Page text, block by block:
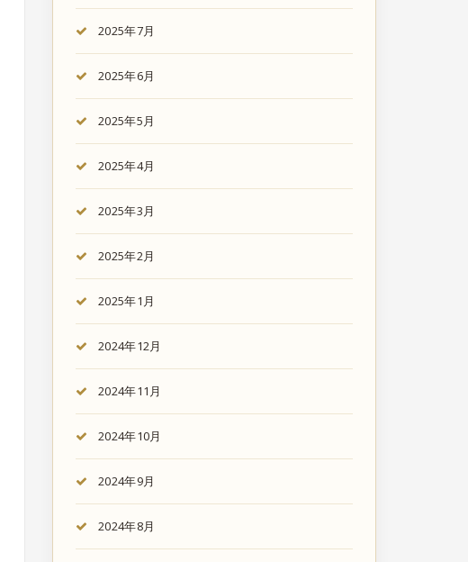
2025年7月
2025年6月
2025年5月
2025年4月
2025年3月
2025年2月
2025年1月
2024年12月
2024年11月
2024年10月
2024年9月
2024年8月